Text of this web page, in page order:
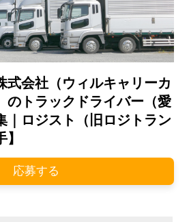
式会社（ウィルキャリーカ
のトラックドライバー（愛
｜ロジスト（旧ロジトラン
応募する